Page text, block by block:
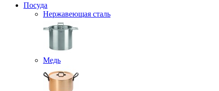
Посуда
Нержавеющая сталь
Медь